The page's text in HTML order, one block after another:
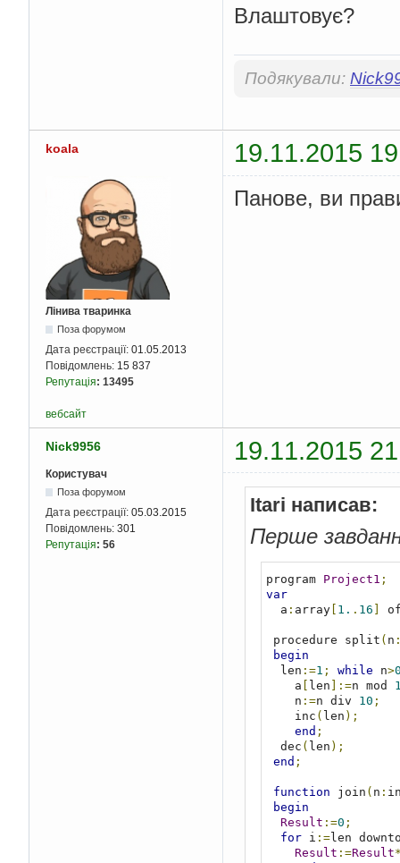
end;
begin
  split
(n);
end.
Влаштовує?
Подякували:
koala 19.11.2015
Лінива тваринка
Поза форумом
Дата реєстрації: 01.05.2013
Повідомлень: 15 837
Репутація: 13495
Панове, ви
вебсайт
Nick9956 19.11.2015
Користувач
Поза форумом
Дата реєстрації: 05.03.2015
Повідомлень: 301
Репутація: 56
Itari написав:
Перше
program Project1 ;
var
  a
: array[ 1. . 16
procedure split ( n
begin
  len
:=1 ; while n>
    a
len ]:=n mod
    n
:=n div 10 ;
    inc
( len );
end ;
  dec
( len );
end ;
function join ( n :
begin
Result :=0 ;
for i :=len
Result :=Result